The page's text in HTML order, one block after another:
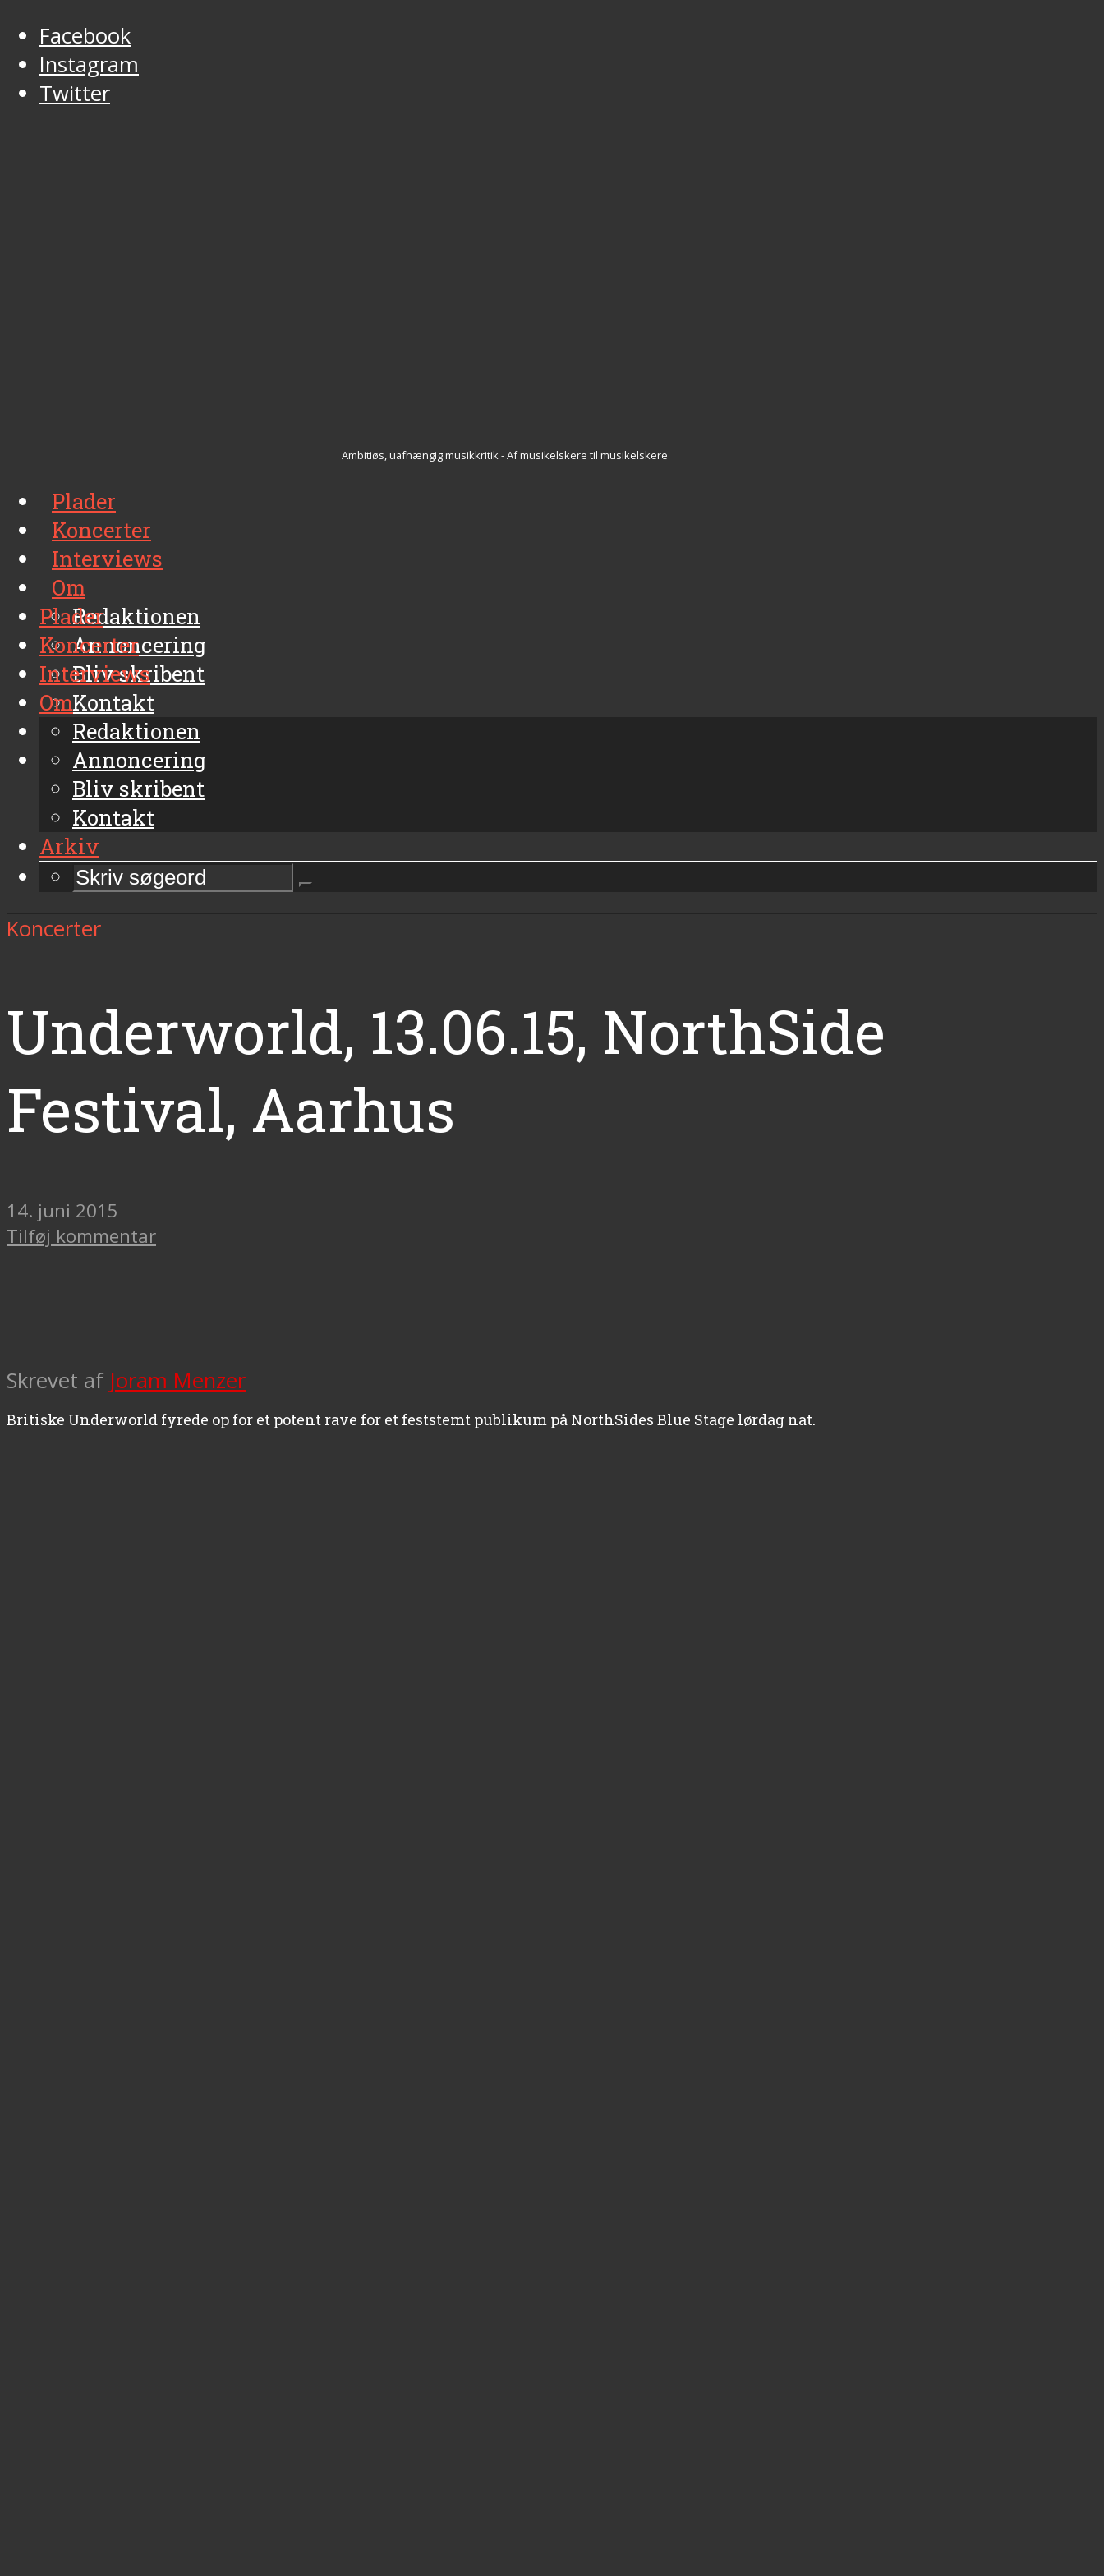
Facebook
Instagram
Twitter
Ambitiøs, uafhængig musikkritik - Af musikelskere til musikelskere
Plader
Koncerter
Interviews
Om
Redaktionen
Annoncering
Bliv skribent
Kontakt
Arkiv
Plader
Koncerter
Interviews
Om
Redaktionen
Annoncering
Bliv skribent
Kontakt
Arkiv
Koncerter
Underworld, 13.06.15, NorthSide
Festival, Aarhus
14. juni 2015
Tilføj kommentar
Skrevet af Joram Menzer
Britiske Underworld fyrede op for et potent rave for et feststemt publikum på NorthSides Blue Stage lørdag nat.